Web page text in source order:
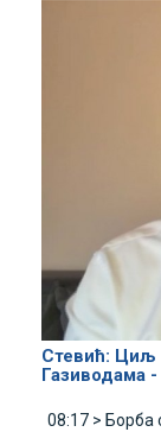
Стевић: Циљ
Газиводама
08:17 > Борба